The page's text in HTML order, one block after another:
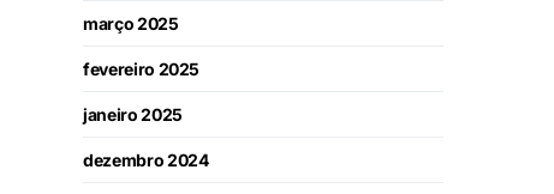
março 2025
fevereiro 2025
janeiro 2025
dezembro 2024